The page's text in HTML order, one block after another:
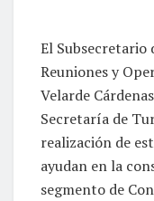
El
Reuniones y
Velarde
Secretaría de
realización de
ayudan en la
segmento de